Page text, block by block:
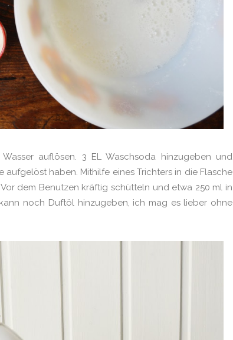
auflösen. 3 EL Waschsoda hinzugeben und
haben. Mithilfe eines Trichters in die Flasche
dem Benutzen kräftig schütteln und etwa 250 ml in
noch Duftöl hinzugeben, ich mag es lieber ohne